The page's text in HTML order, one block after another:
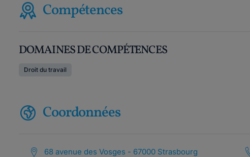
Compétences
DOMAINES DE COMPÉTENCES
Droit du travail
Coordonnées
68 avenue des Vosges - 67000 Strasbourg